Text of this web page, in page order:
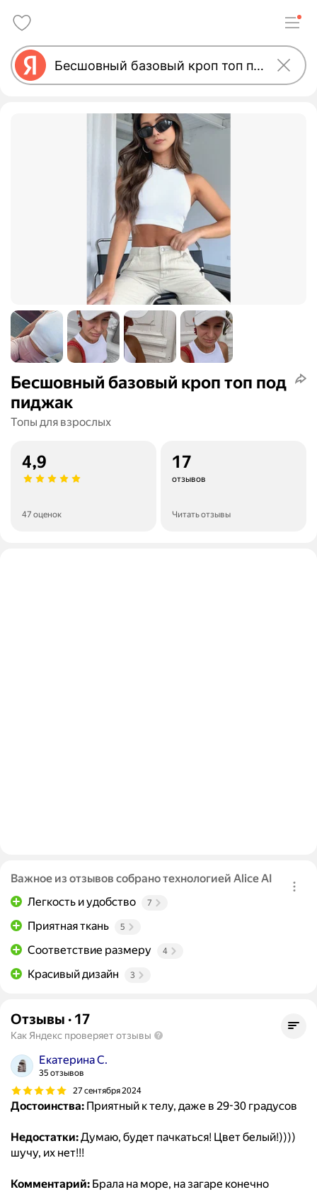
Бесшовный базовый кроп топ под
пиджак
Топы для взрослых
4,9
47 оценок
17
отзывов
Читать отзывы
Важное из отзывов собрано технологией Alice AI
Легкость и удобство
7
Приятная ткань 5
Соответствие размеру 4
Красивый дизайн 3
Отзывы · 17
Как Яндекс проверяет отзывы
Екатерина С.
35 отзывов
27 сентября 2024
Достоинства: Приятный к телу, даже в 29-30 градусов
Недостатки:Думаю, будет пачкаться! Цвет белый!))))
шучу, их нет!!!
Комментарий: Брала на море, на загаре конечно